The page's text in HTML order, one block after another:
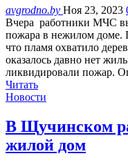
avgrodno.by Ноя 23, 2023
Вчера работники МЧС
пожара в нежилом доме.
что пламя охватило
оказалось давно нет
ликвидировали пожар.
Читать
Новости
В Щучинском
жилой дом